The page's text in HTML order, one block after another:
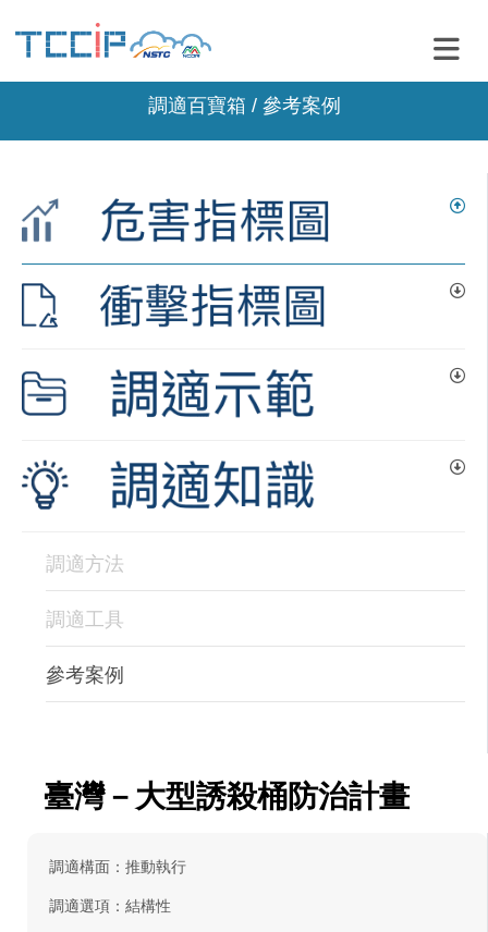
調適百寶箱 / 參考案例
調適方法
調適工具
參考案例
臺灣－大型誘殺桶防治計畫
調適構面：推動執行
調適選項：結構性